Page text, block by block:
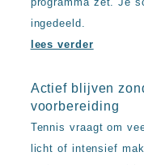
ingedeeld.
lees verder
Actief blijven
voorbereiding
Tennis vraagt om
licht of intensief